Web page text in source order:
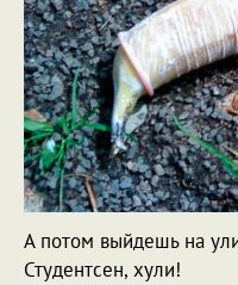
А потом выйдешь на
Студентсен, хули!